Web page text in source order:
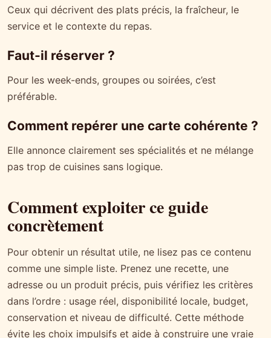
Ceux qui décrivent des plats précis, la fraîcheur, le
service et le contexte du repas.
Faut-il réserver ?
Pour les week-ends, groupes ou soirées, c’est
préférable.
Comment repérer une carte cohérente ?
Elle annonce clairement ses spécialités et ne mélange
pas trop de cuisines sans logique.
Comment exploiter ce guide
concrètement
Pour obtenir un résultat utile, ne lisez pas ce contenu
comme une simple liste. Prenez une recette, une
adresse ou un produit précis, puis vérifiez les critères
dans l’ordre : usage réel, disponibilité locale, budget,
conservation et niveau de difficulté. Cette méthode
évite les choix impulsifs et aide à construire une vraie